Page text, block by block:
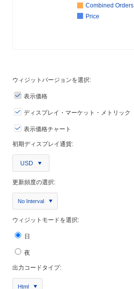
Combined Orders
Price
ウィジットバージョンを選択:
表示価格
ディスプレイ・マーケット・メトリック
表示価格チャート
初期ディスプレイ通貨:
USD
更新頻度の選択:
No Interval
ウィジットモードを選択:
日
夜
出力コードタイプ:
Html